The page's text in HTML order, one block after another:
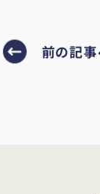
前の記事